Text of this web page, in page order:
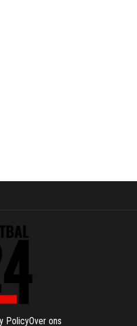
PolicyOver ons